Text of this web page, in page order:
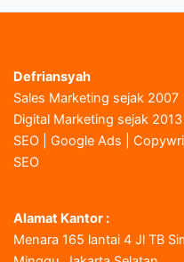
Defriansyah
Sales Marketing sejak 2007
Digital Marketing sejak 2013
SEO | Google Ads |
SEO
Alamat Kantor :
Menara 165 lantai 4 Jl TB